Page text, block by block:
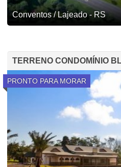
Conventos / Lajeado - RS
TERRENO CONDOMÍNIO
PRONTO PARA MORAR